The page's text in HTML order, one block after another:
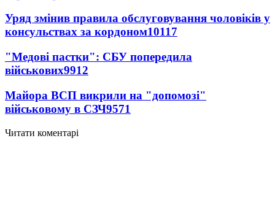
Уряд змінив правила обслуговування чоловіків у
консульствах за кордоном10117
"Медові пастки": СБУ попередила
військових9912
Майора ВСП викрили на "допомозі"
військовому в СЗЧ9571
Читати коментарі